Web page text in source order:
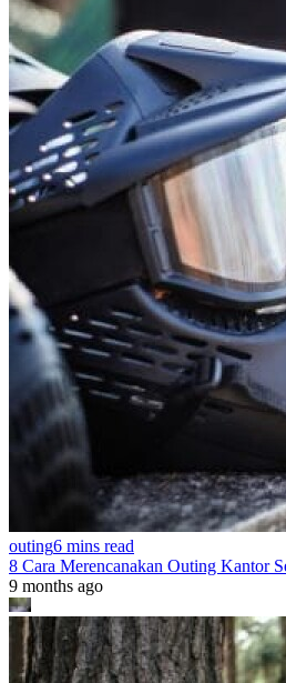
outing6 mins read
8 Cara Merencanakan Outing Kantor
9 months ago